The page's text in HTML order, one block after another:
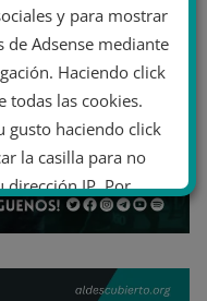
y para mostrar
de Adsense mediante
Haciendo click
todas las cookies.
gusto haciendo click
la casilla para no
dirección IP. Por
de cookies.